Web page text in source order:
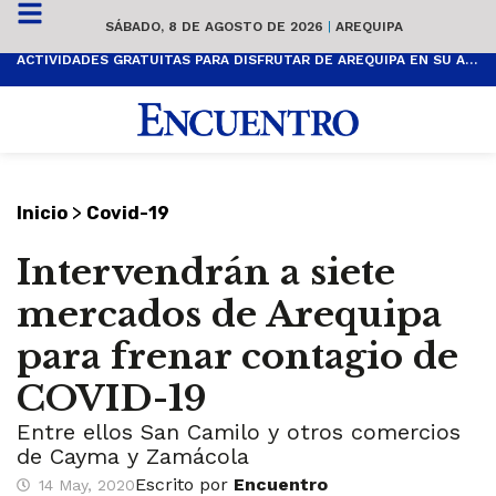
SÁBADO, 8 DE AGOSTO DE 2026 | AREQUIPA
ACTIVIDADES GRATUITAS PARA DISFRUTAR DE AREQUIPA EN SU ANIVERSARIO
Inicio > Covid-19
Intervendrán a siete
mercados de Arequipa
para frenar contagio de
COVID-19
Entre ellos San Camilo y otros comercios
de Cayma y Zamácola
14 May, 2020Escrito por Encuentro